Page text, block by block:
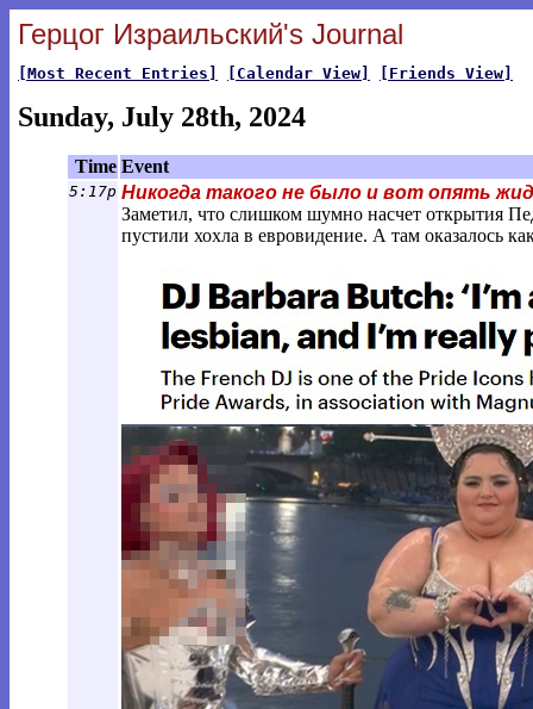
Герцог Израильский's Journal
[Most Recent Entries] [Calendar View] [Friends View]
Sunday, July 28th, 2024
Time Event
5:17p Никогда такого не было и вот опять
Заметил, что слишком шумно насчет открытия
пустили хохла в евровидение. А там оказалось